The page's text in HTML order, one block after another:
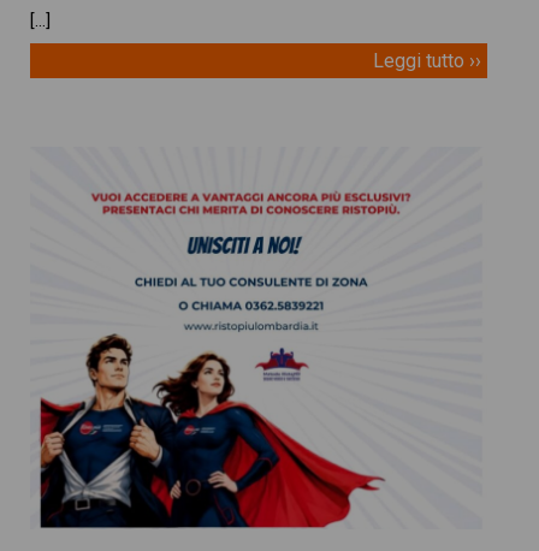
[…]
Leggi tutto ››